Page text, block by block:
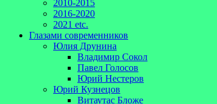
2010-2015
2016-2020
2021 etc.
Глазами современников
Юлия Друнина
Владимир Сокол
Павел Голосов
Юрий Нестеров
Юрий Кузнецов
Витаутас Бложе